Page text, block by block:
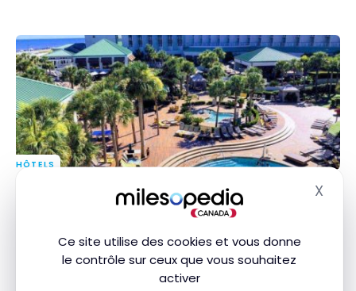
Ce site utilise des cookies et vous donne
le contrôle sur ceux que vous souhaitez
activer
X
Marriott Bonvoy
HÔTELS
Avis : The Westin Hilton Head Island Resort & Spa |
Marriott Bonvoy